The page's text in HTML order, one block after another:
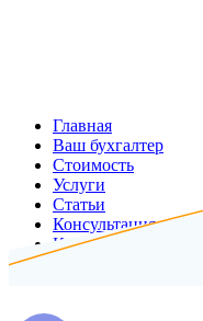
Главная
Ваш бухгалтер
Стоимость
Услуги
Статьи
Консультация
Контакты